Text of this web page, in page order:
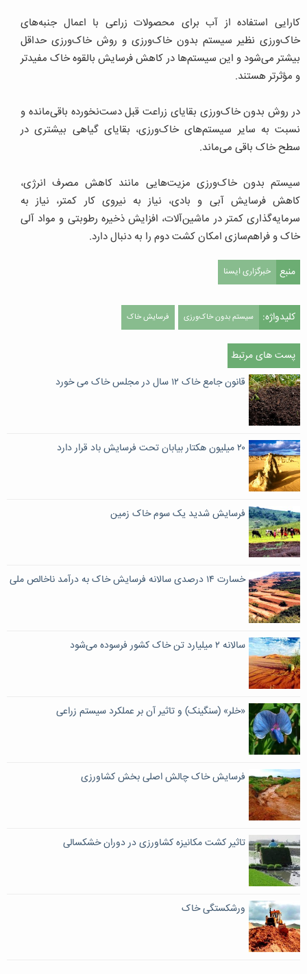
کارایی استفاده از آب برای محصولات زراعی با اعمال جنبه‌های
خاک‌ورزی نظیر سیستم بدون خاک‌ورزی و روش خاک‌ورزی حداقل
بیشتر می‌شود و این سیستم‌ها در کاهش فرسایش بالقوه خاک مفیدتر
و مؤثرتر هستند.
در روش بدون خاک‌ورزی بقایای زراعت قبل دست‌نخورده باقی‌مانده و
نسبت به سایر سیستم‌های خاک‌ورزی، بقایای گیاهی بیشتری در
سطح خاک باقی می‌ماند.
سیستم بدون خاک‌ورزی مزیت‌هایی مانند کاهش مصرف انرژی،
کاهش فرسایش آبی و بادی، نیاز به نیروی کار کمتر، نیاز به
سرمایه‌گذاری کمتر در ماشین‌آلات، افزایش ذخیره رطوبتی و مواد آلی
خاک و فراهم‌سازی امکان کشت دوم را به دنبال دارد.
منبع خبرگزاری ایسنا
کلیدواژه: سیستم بدون خاک‌ورزی فرسایش خاک
پست های مرتبط
قانون جامع خاک ۱۲ سال در مجلس خاک می خورد
۲۰ میلیون هکتار بیابان تحت فرسایش باد قرار دارد
فرسایش شدید یک سوم خاک زمین
خسارت ۱۴ درصدی سالانه فرسایش خاک به درآمد ناخالص ملی
سالانه ۲ میلیارد تن خاک کشور فرسوده می‌شود
«خلر» (سنگینک) و تاثیر آن بر عملکرد سیستم زراعی
فرسایش خاک چالش اصلی بخش کشاورزی
تاثیر کشت مکانیزه کشاورزی در دوران خشکسالی
ورشکستگی خاک